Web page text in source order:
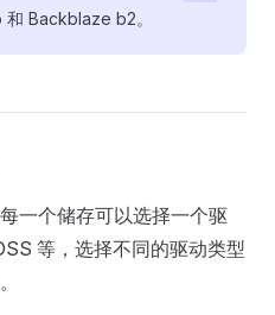
Backblaze b2。
一个储存可以选择一个驱
等，选择不同的驱动类型